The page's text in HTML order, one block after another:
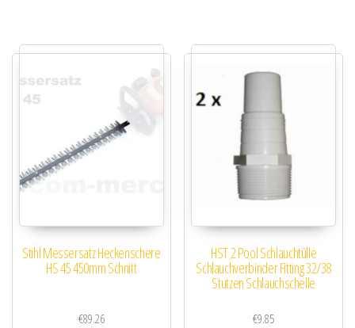
Stihl Messersatz Heckenschere
HS 45 450mm Schnitt
€89.26
HST 2 Pool Schlauchtülle
Schlauchverbinder Fitting 32/38
Stutzen Schlauchschelle
€9.85